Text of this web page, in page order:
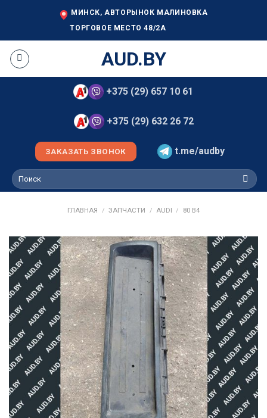
МИНСК, АВТОРЫНОК МАЛИНОВКА
ТОРГОВОЕ МЕСТО 48/2А
AUD.BY
+375 (29) 657 10 61
+375 (29) 632 26 72
ЗАКАЗАТЬ ЗВОНОК t.me/audby
Искать:
ГЛАВНАЯ / ЗАПЧАСТИ / AUDI / 80 B4